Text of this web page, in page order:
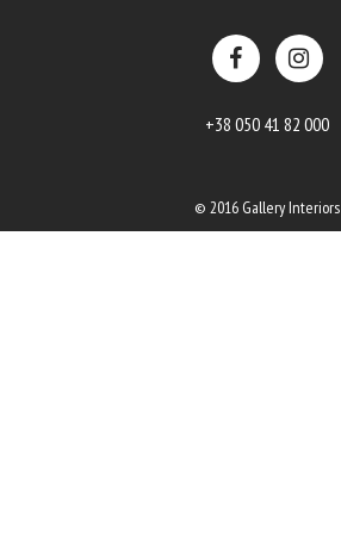
+38 050 41 82 000
© 2016 Gallery Interiors